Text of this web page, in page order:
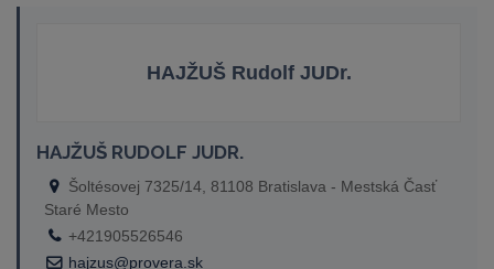
HAJŽUŠ Rudolf JUDr.
HAJŽUŠ RUDOLF JUDR.
Šoltésovej 7325/14, 81108 Bratislava - Mestská Časť
Staré Mesto
+421905526546
hajzus@provera.sk